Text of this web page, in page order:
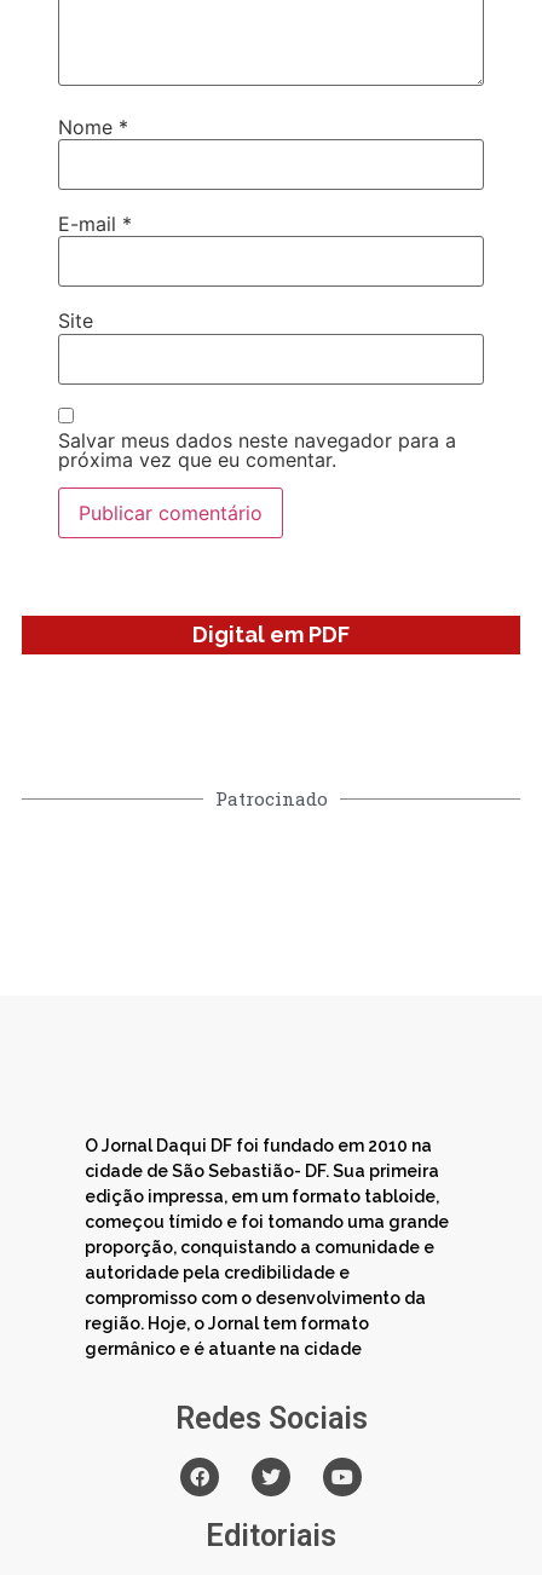
Nome *
E-mail *
Site
Salvar meus dados neste navegador para a
próxima vez que eu comentar.
Digital em PDF
Patrocinado
O Jornal Daqui DF foi fundado em 2010 na
cidade de São Sebastião- DF. Sua primeira
edição impressa, em um formato tabloide,
começou tímido e foi tomando uma grande
proporção, conquistando a comunidade e
autoridade pela credibilidade e
compromisso com o desenvolvimento da
região. Hoje, o Jornal tem formato
germânico e é atuante na cidade
Redes Sociais
Editoriais